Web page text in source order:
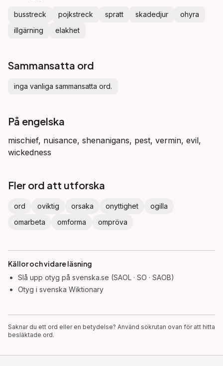
busstreck pojkstreck spratt skadedjur
ohyra
illgärning
elakhet
Sammansatta ord
inga vanliga sammansatta ord.
På engelska
mischief, nuisance, shenanigans, pest, vermin, evil,
wickedness
Fler ord att utforska
ord oviktig orsaka onyttighet
ogilla
omarbeta
omforma ompröva
Källor och vidare läsning
Slå upp otyg på svenska.se (SAOL · SO · SAOB)
Otyg i svenska Wiktionary
Saknar du ett ord eller en betydelse? Använd sökrutan ovan för att hitta
besläktade ord.